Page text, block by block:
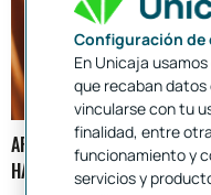
APAGAR UNA TARJETA O
HACERLO
Configuración de
En Unicaja
que recaban datos
vincularse con tu
finalidad, entre
funcionamiento y
servicios y